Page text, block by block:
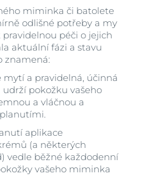
miminka či batolete
odlišné potřeby a my
péči o jejich
aktuální fázi a stavu
znamená:
mytí a pravidelná, účinná
pokožku vašeho
a vláčnou a
aplikace
(a některých
vedle běžné každodenní
vašeho miminka